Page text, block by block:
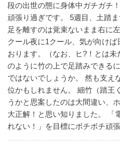
段の出世の態に身体中ガチガチ
頑張り過ぎです。
5週目、土踏
足を離すのは覚束ないまま右に
クール夜に1クール、気が向け
おります。（なお、ヒ?！とは未
のように竹の上で足踏みできる
ではないでしょうか。
然も支え
位かもしれません。
細竹（踏王
うかと思案したのは大間違い、
大正解！と思い知りました。
「
れない！」を目標にボチボチ頑張